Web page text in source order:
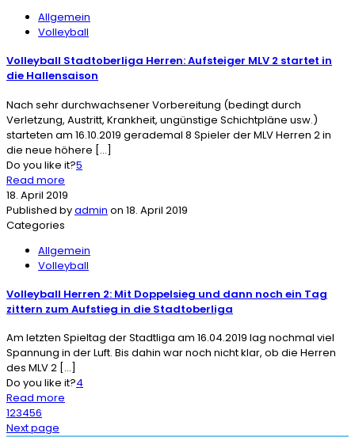
Allgemein
Volleyball
Volleyball Stadtoberliga Herren: Aufsteiger MLV 2 startet in
die Hallensaison
Nach sehr durchwachsener Vorbereitung (bedingt durch
Verletzung, Austritt, Krankheit, ungünstige Schichtpläne usw.)
starteten am 16.10.2019 gerademal 8 Spieler der MLV Herren 2 in
die neue höhere […]
Do you like it?5
Read more
18. April 2019
Published byadmin on 18. April 2019
Categories
Allgemein
Volleyball
Volleyball Herren 2: Mit Doppelsieg und dann noch ein Tag
zittern zum Aufstieg in die Stadtoberliga
Am letzten Spieltag der Stadtliga am 16.04.2019 lag nochmal viel
Spannung in der Luft. Bis dahin war noch nicht klar, ob die Herren
des MLV 2 […]
Do you like it?4
Read more
123456
Next page